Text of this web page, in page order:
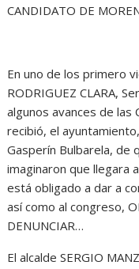
CANDIDATO DE
En uno de los primero
RODRIGUEZ CLARA,
algunos avances de las
recibió, el
Gasperín Bulbarela, de
imaginaron que llegara
está obligado a dar a
así como al congreso,
DENUNCIAR…
El alcalde SERGIO